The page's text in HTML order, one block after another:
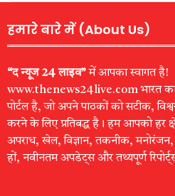
हमारे बारे में (About Us)
“द न्यूज 24 लाइव”में आपका स्वागत है!
www.thenews24live.com भारत का
पोर्टल है, जो अपने पाठकों को सटीक,
करने के लिए प्रतिबद्ध है। हम आपको हर
अपराध, खेल, विज्ञान, तकनीक, मनोरंजन,
हों, नवीनतम अपडेट्स और तथ्यपूर्ण